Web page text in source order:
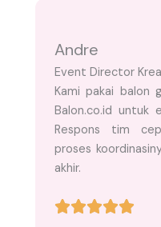
Andre
Event Director
Kami pakai balon
Balon.co.id untuk
Respons tim
proses
akhir.